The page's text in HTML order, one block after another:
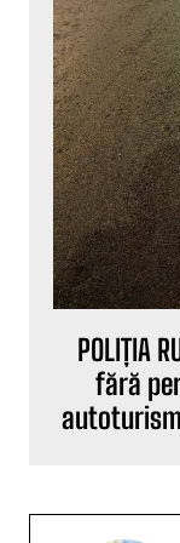
POLIȚIA
fără